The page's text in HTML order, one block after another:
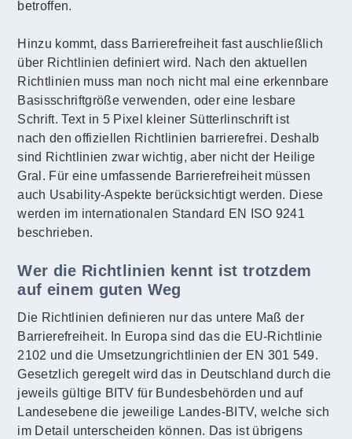
betroffen.
Hinzu kommt, dass Barrierefreiheit fast auschließlich
über Richtlinien definiert wird. Nach den aktuellen
Richtlinien muss man noch nicht mal eine erkennbare
Basisschriftgröße verwenden, oder eine lesbare
Schrift. Text in 5 Pixel kleiner Sütterlinschrift ist
nach den offiziellen Richtlinien barrierefrei. Deshalb
sind Richtlinien zwar wichtig, aber nicht der Heilige
Gral. Für eine umfassende Barrierefreiheit müssen
auch Usability-Aspekte berücksichtigt werden. Diese
werden im internationalen Standard EN ISO 9241
beschrieben.
Wer die Richtlinien kennt ist trotzdem
auf einem guten Weg
Die Richtlinien definieren nur das untere Maß der
Barrierefreiheit. In Europa sind das die EU-Richtlinie
2102 und die Umsetzungrichtlinien der EN 301 549.
Gesetzlich geregelt wird das in Deutschland durch die
jeweils gültige BITV für Bundesbehörden und auf
Landesebene die jeweilige Landes-BITV, welche sich
im Detail unterscheiden können. Das ist übrigens